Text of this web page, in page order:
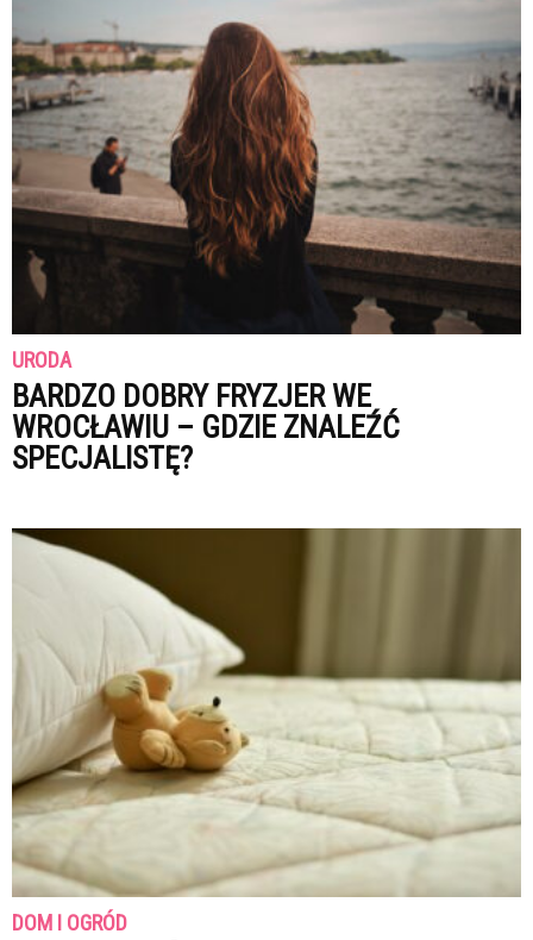
URODA
BARDZO DOBRY FRYZJER WE
WROCŁAWIU – GDZIE ZNALEŹĆ
SPECJALISTĘ?
DOM I OGRÓD